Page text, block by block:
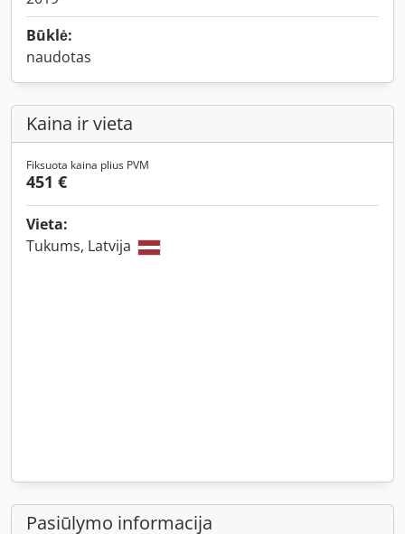
Būklė:
naudotas
Kaina ir vieta
Fiksuota kaina plius PVM
451 €
Vieta:
Tukums, Latvija
Pasiūlymo informacija